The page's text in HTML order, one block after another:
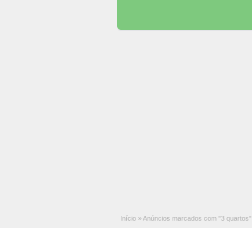
Início »Anúncios marcados com "3 quartos"